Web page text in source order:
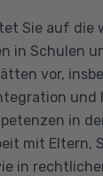
Sie auf die
in Schulen
vor,
und
in
mit Eltern,
in